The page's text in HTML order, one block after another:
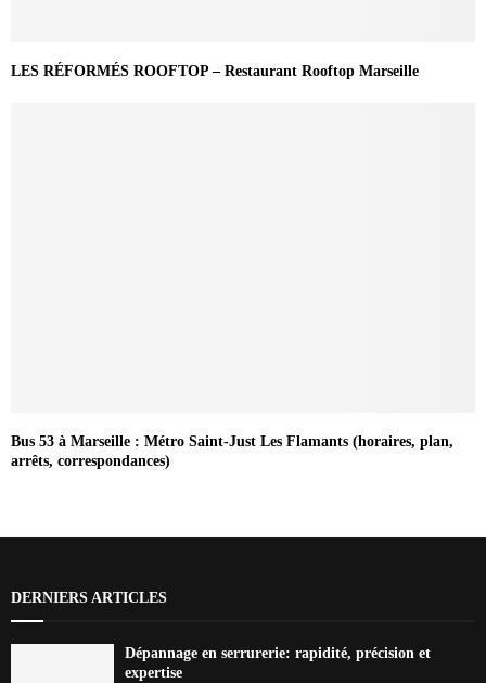
LES RÉFORMÉS ROOFTOP – Restaurant Rooftop Marseille
Bus 53 à Marseille : Métro Saint-Just Les Flamants (horaires, plan,
arrêts, correspondances)
DERNIERS ARTICLES
Dépannage en serrurerie: rapidité, précision et
expertise